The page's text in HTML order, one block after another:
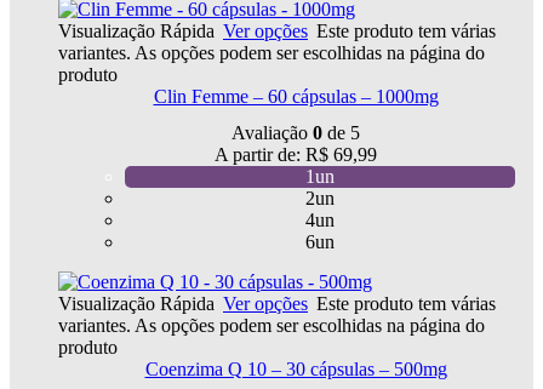
Visualização Rápida Ver opções Este produto tem várias
variantes. As opções podem ser escolhidas na página do
produto
Clin Femme – 60 cápsulas – 1000mg
Avaliação 0 de 5
A partir de: R$ 69,99
1un
2un
4un
6un
Visualização Rápida Ver opções Este produto tem várias
variantes. As opções podem ser escolhidas na página do
produto
Coenzima Q 10 – 30 cápsulas – 500mg